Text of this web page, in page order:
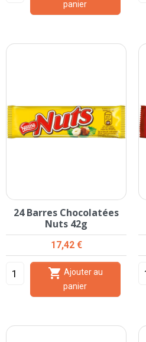
panier
24 Barres Chocolatées
Nuts 42g
Prix
17,42 €

panier